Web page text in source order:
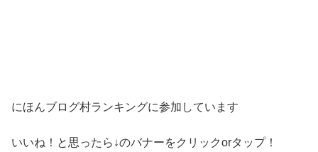
にほんブログ村ランキングに参加しています
いいね！と思ったら↓のバナーをクリックorタップ！